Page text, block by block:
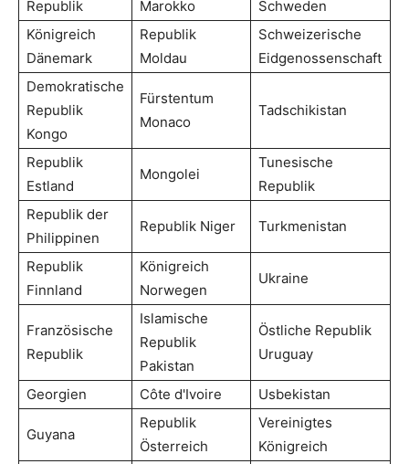
Republik Marokko
Schweden
Königreich
Dänemark
Republik
Moldau
Schweizerische
Eidgenossenschaft
Demokratische
Republik
Kongo
Fürstentum
Monaco
Tadschikistan
Republik
Estland
Mongolei
Tunesische
Republik
Republik der
Philippinen
Republik Niger Turkmenistan
Republik
Finnland
Königreich
Norwegen
Ukraine
Französische
Republik
Islamische
Republik
Pakistan
Östliche Republik
Uruguay
Georgien Côte d'Ivoire Usbekistan
Guyana
Republik
Österreich
Vereinigtes
Königreich